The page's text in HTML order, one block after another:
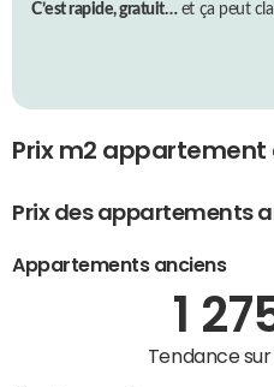
C’est rapide, gratuit…et ça peut
Prix m2 appartement
Prix des appartements
Appartements anciens
1
Tendance sur